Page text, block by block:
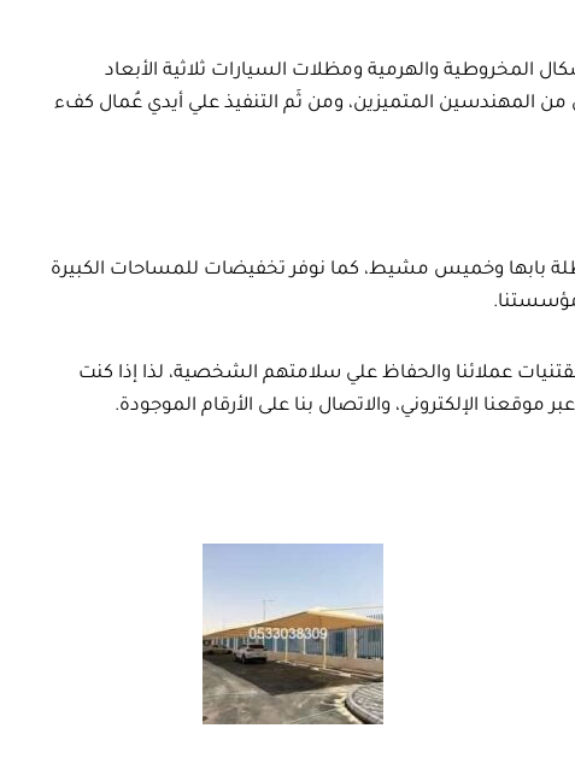
لعام ٢٠٢٠ فريدة وأنيقة، حيث يتوافر جميع الأشكال المخروطية والهرمية ومظلات السيارات ثلاثية الأبعاد
المهندسين المتميزين، ومن ثَم التنفيذ علي أيدي عُمال كفء
وخميس مشيط، كما نوفر تخفيضات للمساحات الكبيرة
مؤسستنا.
عملائنا والحفاظ علي سلامتهم الشخصية، لذا إذا كنت
الإلكتروني، والاتصال بنا على الأرقام الموجودة.